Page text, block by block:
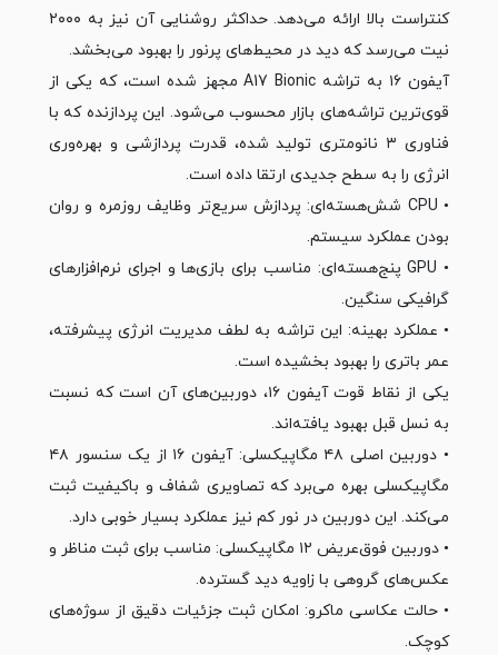
کنتراست بالا ارائه می‌دهد. حداکثر روشنایی آن نیز به ۲۰۰۰
نیت می‌رسد که دید در محیط‌های پرنور را بهبود می‌بخشد.
آیفون ۱۶ به تراشه A17 Bionic مجهز شده است، که یکی از
قوی‌ترین تراشه‌های بازار محسوب می‌شود. این پردازنده که با
فناوری ۳ نانومتری تولید شده، قدرت پردازشی و بهره‌وری
انرژی را به سطح جدیدی ارتقا داده است.
• CPU شش‌هسته‌ای: پردازش سریع‌تر وظایف روزمره و روان
بودن عملکرد سیستم.
• GPU پنج‌هسته‌ای: مناسب برای بازی‌ها و اجرای نرم‌افزارهای
گرافیکی سنگین.
• عملکرد بهینه: این تراشه به لطف مدیریت انرژی پیشرفته،
عمر باتری را بهبود بخشیده است.
یکی از نقاط قوت آیفون ۱۶، دوربین‌های آن است که نسبت
به نسل قبل بهبود یافته‌اند.
• دوربین اصلی ۴۸ مگاپیکسلی: آیفون ۱۶ از یک سنسور ۴۸
مگاپیکسلی بهره می‌برد که تصاویری شفاف و باکیفیت ثبت
می‌کند. این دوربین در نور کم نیز عملکرد بسیار خوبی دارد.
• دوربین فوق‌عریض ۱۲ مگاپیکسلی: مناسب برای ثبت مناظر و
عکس‌های گروهی با زاویه دید گسترده.
• حالت عکاسی ماکرو: امکان ثبت جزئیات دقیق از سوژه‌های
کوچک.